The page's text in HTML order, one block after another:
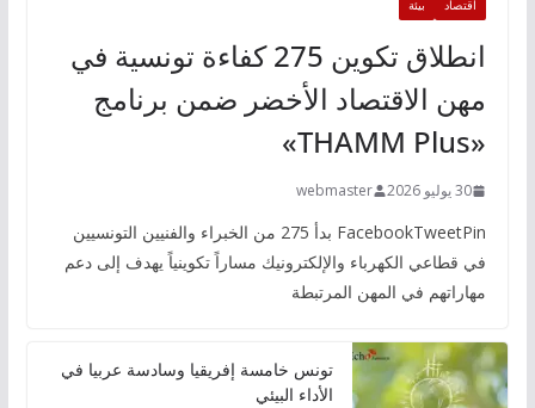
اقتصاد بيئة
انطلاق تكوين 275 كفاءة تونسية في
مهن الاقتصاد الأخضر ضمن برنامج
«THAMM Plus»
30 يوليو 2026 webmaster
FacebookTweetPin بدأ 275 من الخبراء والفنيين التونسيين
في قطاعي الكهرباء والإلكترونيك مساراً تكوينياً يهدف إلى دعم
مهاراتهم في المهن المرتبطة
تونس خامسة إفريقيا وسادسة عربيا في
الأداء البيئي